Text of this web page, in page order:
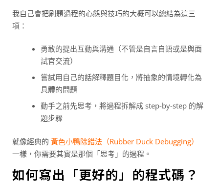
我自己會把刷題過程的心態與技巧的大概可以總結為這三
項：
勇敢的提出互動與溝通（不管是自言自語或是與面
試官交流）
嘗試用自己的話解釋題目化，將抽象的情境轉化為
具體的問題
動手之前先思考，將過程拆解成 step-by-step 的解
題步驟
就像經典的 黃色小鴨除錯法（Rubber Duck Debugging）
一樣，你需要其實是那個「思考」的過程。
如何寫出「更好的」的程式碼？